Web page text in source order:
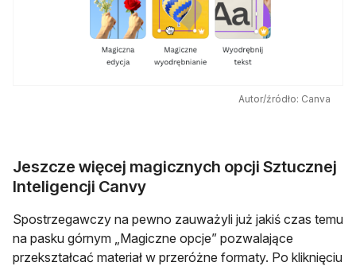
Autor/źródło: Canva
Jeszcze więcej magicznych opcji Sztucznej
Inteligencji Canvy
Spostrzegawczy na pewno zauważyli już jakiś czas temu
na pasku górnym „Magiczne opcje” pozwalające
przekształcać materiał w przeróżne formaty. Po kliknięciu